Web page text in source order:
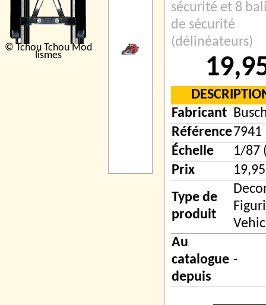
© Tchou Tchou Mod
lismes
sécurité et 8
de sécurité
(délinéateurs)
Fabricant
Référence7941
Échelle
1/87
Prix
Type de
produit
Au
catalogue
depuis
-